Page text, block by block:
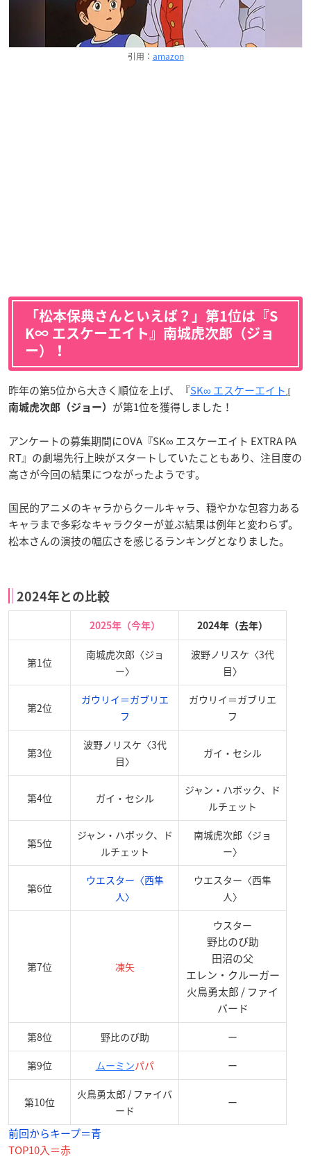
引用： amazon
「松本保典さんといえば？」第1位は『S
K∞ エスケーエイト』南城虎次郎（ジョ
ー）！
昨年の第5位から大きく順位を上げ、『SK∞ エスケーエイト』
南城虎次郎（ジョー） が第1位を獲得しました！
アンケートの募集期間にOVA『SK∞ エスケーエイト EXTRA PA
RT』の劇場先行上映がスタートしていたこともあり、注目度の
高さが今回の結果につながったようです。
国民的アニメのキャラからクールキャラ、穏やかな包容力ある
キャラまで多彩なキャラクターが並ぶ結果は例年と変わらず。
松本さんの演技の幅広さを感じるランキングとなりました。
2024年との比較
2025年（今年） 2024年（去年）
第1位
南城虎次郎〈ジョ
ー〉
波野ノリスケ〈3代
目〉
第2位
ガウリイ＝ガブリエ
フ
ガウリイ＝ガブリエ
フ
第3位
波野ノリスケ〈3代
目〉
ガイ・セシル
第4位 ガイ・セシル
ジャン・ハボック、ド
ルチェット
第5位
ジャン・ハボック、ド
ルチェット
南城虎次郎〈ジョ
ー〉
第6位
ウエスター〈西隼
人〉
ウエスター〈西隼
人〉
第7位 凍矢
ウスター
野比のび助
田沼の父
エレン・クルーガー
火鳥勇太郎 / ファイ
バード
第8位 野比のび助 ー
第9位 ムーミンパパ ー
第10位
火鳥勇太郎 / ファイバ
ード
ー
前回からキープ＝青
TOP10入＝赤